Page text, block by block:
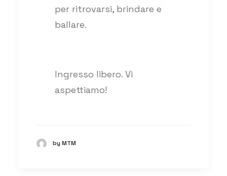
per ritrovarsi, brindare e
ballare.
Ingresso libero. Vi
aspettiamo!
by MTM